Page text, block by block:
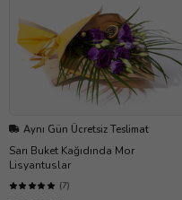
Aynı Gün Ücretsiz Teslimat
Sarı Buket Kağıdında Mor
Lisyantuslar
(7)